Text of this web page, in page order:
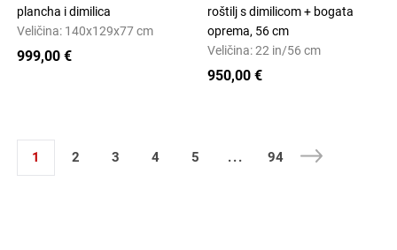
plancha i dimilica
Veličina: 140x129x77 cm
999,00 €
roštilj s dimilicom + bogata
oprema, 56 cm
Veličina: 22 in/56 cm
950,00 €
1 2 3 4 5 ... 94